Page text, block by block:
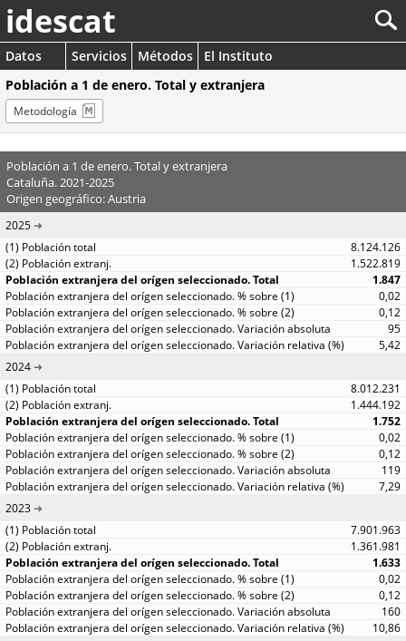
idescat
Datos Servicios Métodos
El Instituto
Población a 1 de enero. Total y extranjera
Metodología
Población a 1 de enero. Total y extranjera
Cataluña. 2021-2025
Origen geográfico: Austria
2025
8.124.126
1.522.819
1.847
0,02
0,12
95
5,42
2024
8.012.231
1.444.192
1.752
0,02
0,12
119
7,29
2023
7.901.963
1.361.981
1.633
0,02
0,12
160
10,86